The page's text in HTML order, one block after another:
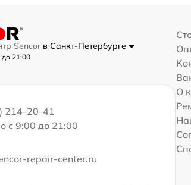
Sencor в Санкт-Петербурге
21:00
214-20-41
с 9:00 до 21:00
repair-center.ru
О